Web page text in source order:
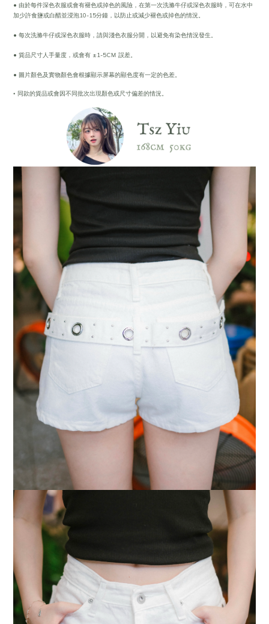
• 由於每件深色衣服或會有褪色或掉色的風險，在第一次洗滌牛仔或深色衣服時，可在水中
加少許食鹽或白醋並浸泡10-15分鐘，以防止或減少褪色或掉色的情況。
• 每次洗滌牛仔或深色衣服時，請與淺色衣服分開，以避免有染色情況發生。
• 貨品尺寸人手量度，或會有 ±1-5CＭ 誤差。
• 圖片顏色及實物顏色會根據顯示屏幕的顯色度有一定的色差。
• 同款的貨品或會因不同批次出現顏色或尺寸偏差的情況。